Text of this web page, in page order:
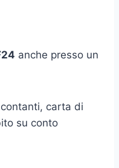
anche presso un
carta di
su conto